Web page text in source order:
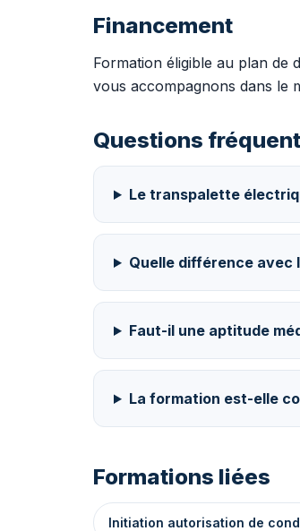
Financement
Formation éligible au plan de
vous accompagnons dans le
Questions
Le transpalette
Quelle différence avec
Faut-il une aptitude
La formation est-elle
Formations liées
Initiation autorisation de